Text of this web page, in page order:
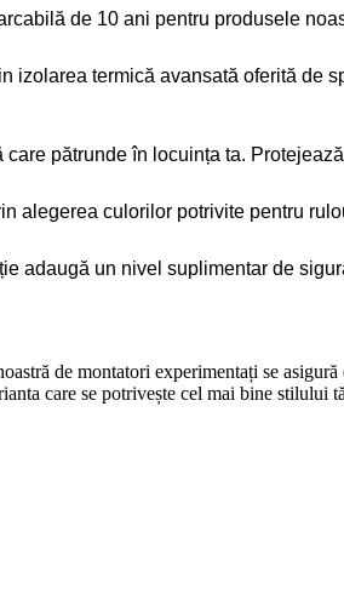
de 10 ani pentru produsele
izolarea termică avansată oferită de
pătrunde în locuința ta.
alegerea culorilor potrivite pentru
adaugă un nivel suplimentar de
de montatori experimentați se
care se potrivește cel mai bine stilului